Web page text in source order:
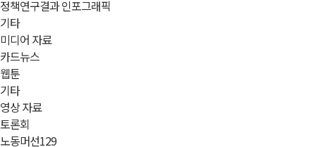
정책연구결과 인포그래픽
기타
미디어 자료
카드뉴스
웹툰
기타
영상 자료
토론회
노동머선129